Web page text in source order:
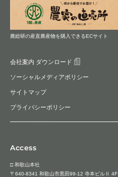
農総研の産直農産物を購入できるECサイト
会社案内 ダウンロード
ソーシャルメディアポリシー
サイトマップ
プライバシーポリシー
Access
□ 和歌山本社
〒640-8341 和歌山市黒田99-12 寺本ビルⅡ 4F